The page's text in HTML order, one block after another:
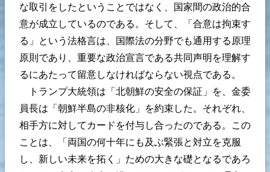
な取引をしたということではなく、国家間の政治的合
意が成立しているのである。そして、「合意は拘束す
る」という法格言は、国際法の分野でも通用する原理
原則であり、重要な政治宣言である共同声明を理解す
るにあたって留意しなければならない視点である。
トランプ大統領は「北朝鮮の安全の保証」を、金委
員長は「朝鮮半島の非核化」を約束した。それぞれ、
相手方に対してカードを付与し合ったのである。この
ことは、「両国の何十年にも及ぶ緊張と対立を克服
し、新しい未来を拓く」ための大きな礎となるであろ